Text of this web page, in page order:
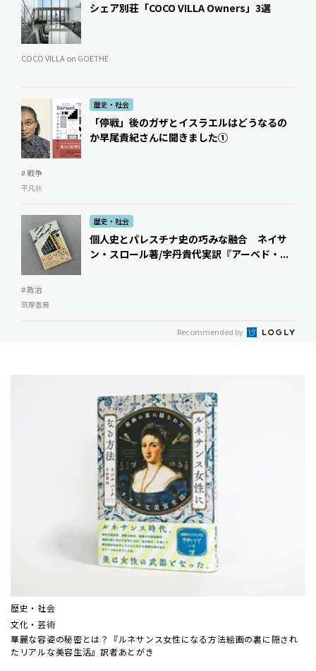
シェア別荘「COCO VILLA Owners」3選
COCO VILLA on GOETHE
歴史・社会
「停戦」後のガザとイスラエルはどうなるの
か――早尾貴紀さんに聞きました①
# 戦争
平凡社
歴史・社会
個人史とパレスチナ史の巧みな融合 ネイサ
ン・スロール著/宇丹貴代実訳『アーベド・...
# 政治
筑摩書房
Recommended by
歴史・社会
文化・芸術
華麗な容姿の秘密とは？『ルネサンス女性になる方法――絵画の裏に隠され
たリアルな美容生活』訳者あとがき